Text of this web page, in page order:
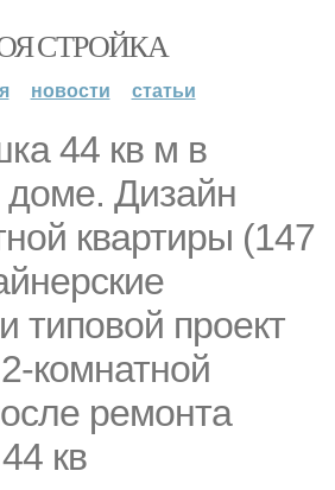
СТРОЙКА
новости статьи
44 кв м в
Дизайн
квартиры (147
типовой проект
комнатной
ремонта
кв